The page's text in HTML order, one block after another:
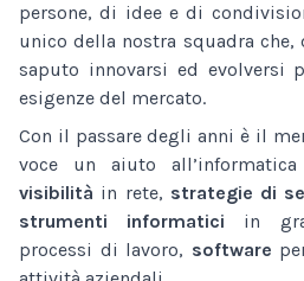
persone, di idee e di
unico della nostra squadra
saputo innovarsi ed evolversi
esigenze del mercato.
Con il passare degli anni è il
voce un aiuto
visibilità in rete, strategie di
strumenti informatici in
processi di lavoro, software